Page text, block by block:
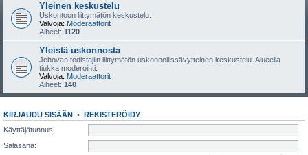
Yleinen keskustelu
Uskontoon liittymätön keskustelu.
Valvoja: Moderaattorit
Aiheet: 1120
Yleistä uskonnosta
Jehovan todistajiin liittymätön uskonnollissävytteinen keskustelu. Alueella
tiukka moderointi.
Valvoja: Moderaattorit
Aiheet: 140
KIRJAUDU SISÄÄN • REKISTERÖIDY
Käyttäjätunnus:
Salasana: